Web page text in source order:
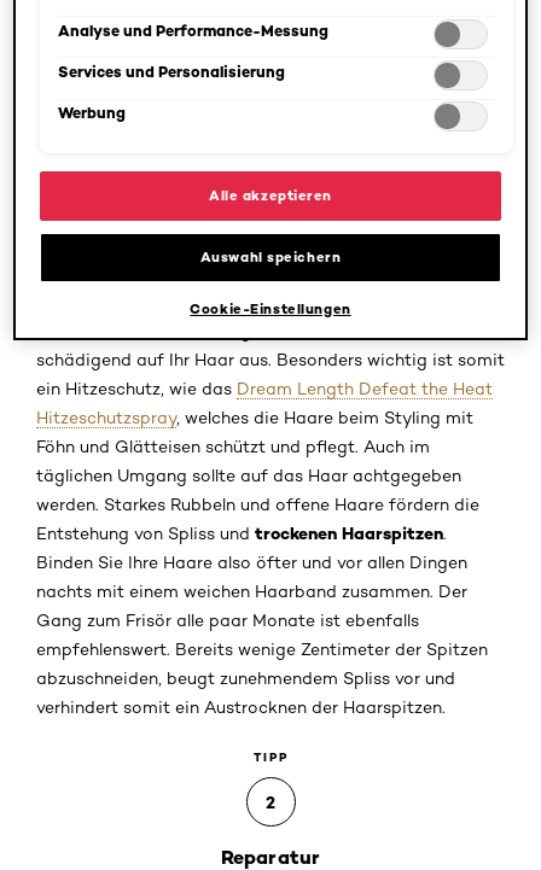
L’Oréal Paris werdentrockene Haarspitzen
vorgebeugt,
entgegengewirkt und vor Schädigung geschützt.
Vorbeugung
sollte auch gesundes Haar gepflegt und geschont
schädigend auf Ihr Haar aus. Besonders wichtig ist somit
ein Hitzeschutz, wie das Dream Length Defeat the Heat
Hitzeschutzspray, welches die Haare beim Styling mit
Föhn und Glätteisen schützt und pflegt. Auch im
täglichen Umgang sollte auf das Haar achtgegeben
werden. Starkes Rubbeln und offene Haare fördern die
Entstehung von Spliss und trockenen Haarspitzen.
Binden Sie Ihre Haare also öfter und vor allen Dingen
nachts mit einem weichen Haarband zusammen. Der
Gang zum Frisör alle paar Monate ist ebenfalls
empfehlenswert. Bereits wenige Zentimeter der Spitzen
abzuschneiden, beugt zunehmendem Spliss vor und
verhindert somit ein Austrocknen der Haarspitzen.
TIPP
2
Reparatur
angepasst werden. Für weitere Informationen s. unsere
Analyse und Performance-Messung
Services und Personalisierung
Werbung
Alle akzeptieren
Auswahl speichern
Cookie-Einstellungen